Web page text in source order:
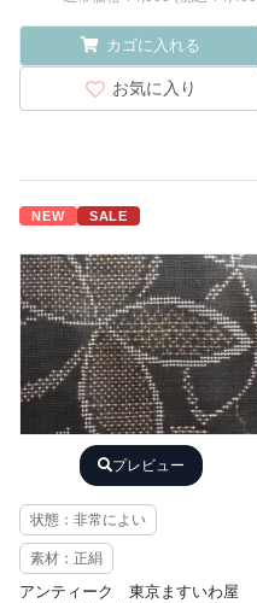
カゴに入れる
お気に入り
NEW SALE
プレビュー
状態：非常によい
素材：正絹
アンティーク 東京ますいわ屋